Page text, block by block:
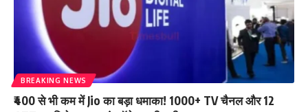
BREAKING NEWS
₹400 से भी कम में Jio का बड़ा धमाका! 1000+ TV चैनल और 12